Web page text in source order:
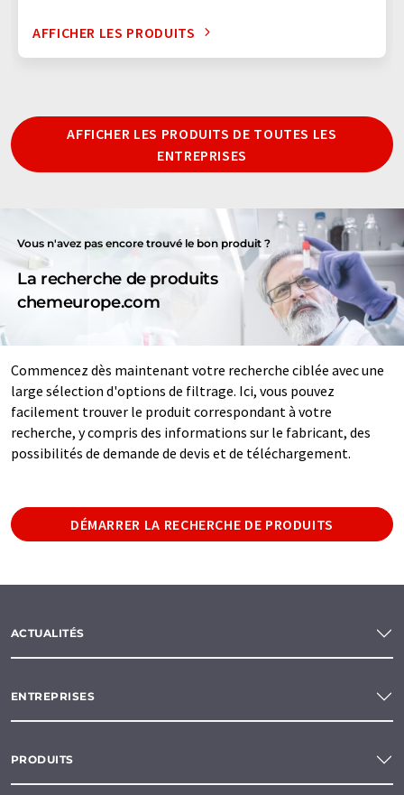
AFFICHER LES PRODUITS
AFFICHER LES PRODUITS DE TOUTES LES
ENTREPRISES
Vous n'avez pas encore trouvé le bon produit ?
La recherche de produits
chemeurope.com
Commencez dès maintenant votre recherche ciblée avec une
large sélection d'options de filtrage. Ici, vous pouvez
facilement trouver le produit correspondant à votre
recherche, y compris des informations sur le fabricant, des
possibilités de demande de devis et de téléchargement.
DÉMARRER LA RECHERCHE DE PRODUITS
ACTUALITÉS
ENTREPRISES
PRODUITS